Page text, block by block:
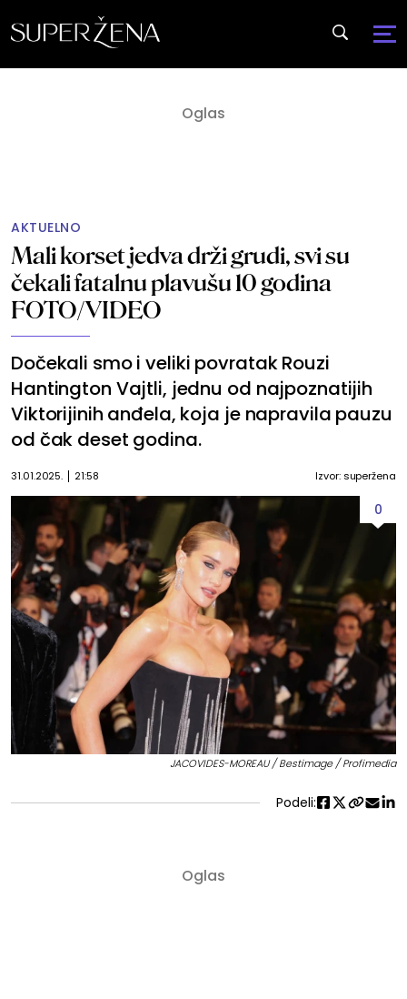
AKTUELNO
Mali korset jedva drži grudi, svi su
čekali fatalnu plavušu 10 godina
FOTO/VIDEO
Dočekali smo i veliki povratak Rouzi
Hantington Vajtli, jednu od najpoznatijih
Viktorijinih anđela, koja je napravila pauzu
od čak deset godina.
31.01.2025. 21:58 Izvor: superžena
0
JACOVIDES-MOREAU / Bestimage / Profimedia
Podeli: